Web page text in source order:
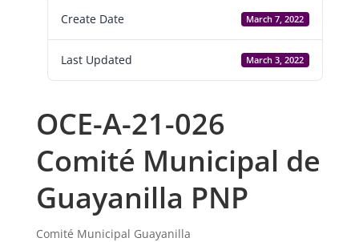
Create Date March 7, 2022
Last Updated March 3, 2022
OCE-A-21-026
Comité Municipal de
Guayanilla PNP
Comité Municipal Guayanilla